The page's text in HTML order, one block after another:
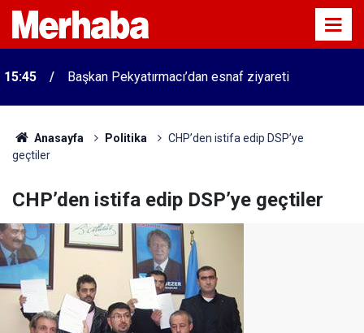
15:45 Başkan Pekyatırmacı’dan esnaf ziyareti
Anasayfa Politika
CHP’den istifa edip DSP’ye
geçtiler
CHP’den istifa edip DSP’ye geçtiler